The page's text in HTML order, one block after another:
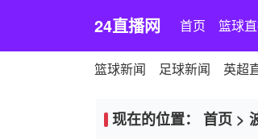
24直播网 首页 篮球
篮球新闻 足球新闻 英超
现在的位置： 首页 >